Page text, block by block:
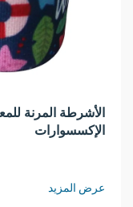
الأشرطة المرنة
الإكسسوارات
عرض المزيد